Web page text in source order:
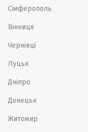
Сімферополь
Вінниця
Чернівці
Луцьк
Дніпро
Донецьк
Житомир